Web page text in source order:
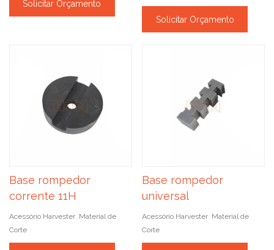
Solicitar Orçamento
Solicitar Orçamento
Base rompedor
corrente 11H
Acessório Harvester Material de
Corte
Base rompedor
universal
Acessório Harvester Material de
Corte